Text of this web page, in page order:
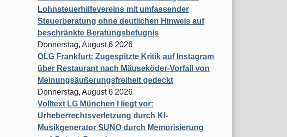
Lohnsteuerhilfevereins mit umfassender
Steuerberatung ohne deutlichen Hinweis auf
beschränkte Beratungsbefugnis
Donnerstag, August 6 2026
OLG Frankfurt: Zugespitzte Kritik auf Instagram
über Restaurant nach Mäuseköder-Vorfall von
Meinungsäußerungsfreiheit gedeckt
Donnerstag, August 6 2026
Volltext LG München I liegt vor:
Urheberrechtsverletzung durch KI-
Musikgenerator SUNO durch Memorisierung